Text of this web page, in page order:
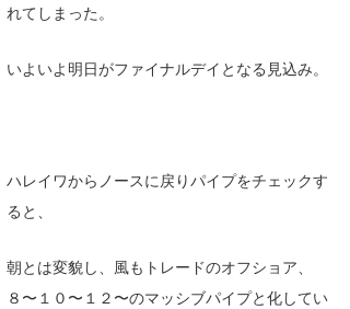
れてしまった。
いよいよ明日がファイナルデイとなる見込み。
ハレイワからノースに戻りパイプをチェックす
ると、
朝とは変貌し、風もトレードのオフショア、
８〜１０〜１２〜のマッシブパイプと化してい
三輪予報士
唐澤予報士
ゴン